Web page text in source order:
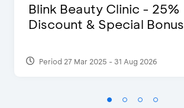
Blink Beauty Clinic - 25%
Discount & Special Bonus
Period 27 Mar 2025 - 31 Aug 2026